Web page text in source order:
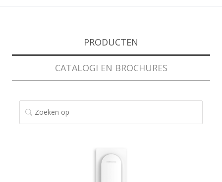
PRODUCTEN
CATALOGI EN BROCHURES